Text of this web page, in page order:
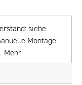
siehe
Montage
Mehr